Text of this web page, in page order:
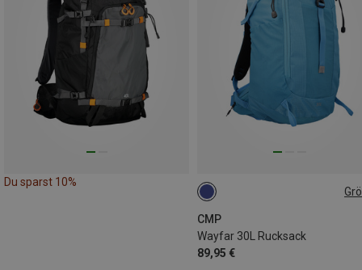
Du sparst 10%
CMP
Wayfar 30L Rucksack
89,95 €
30L